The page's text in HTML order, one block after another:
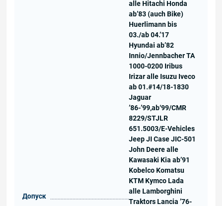
Допуск
alle Hitachi Honda
ab’83 (auch Bike)
Huerlimann bis
03./ab 04.’17
Hyundai ab’82
Innio/Jennbacher TA
1000-0200 Iribus
Irizar alle Isuzu Iveco
ab 01.#14/18-1830
Jaguar
’86-’99,ab‘99/CMR
8229/STJLR
651.5003/E-Vehicles
Jeep JI Case JIC-501
John Deere alle
Kawasaki Kia ab’91
Kobelco Komatsu
KTM Kymco Lada
alle Lamborghini
Traktors Lancia ’76-